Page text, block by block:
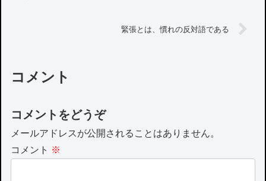
緊張とは、慣れの反対語である
コメント
コメントをどうぞ
メールアドレスが公開されることはありません。
コメント ※